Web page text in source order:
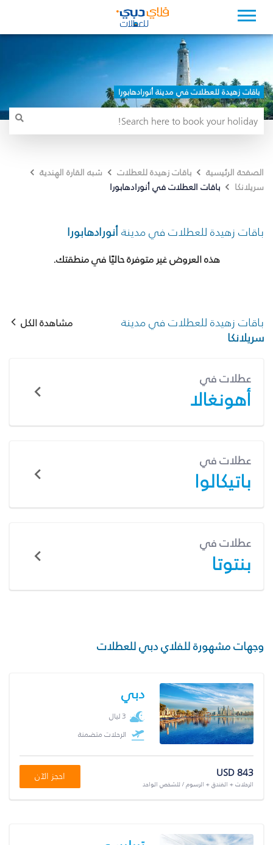
باقات زهيدة للعطلات في مدينة أنورادهابورا
الصفحة الرئيسية باقات زهيدة للعطلات
شبه القارة الهندية
سريلانكا
باقات العطلات في أنورادهابورا
باقات زهيدة للعطلات في مدينةأنورادهابورا
هذه العروض غير متوفرة حاليًا في منطقتك.
باقات زهيدة للعطلات في مدينة
سريلانكا
مشاهدة الكل
عطلات في
أهونغالا
عطلات في
باتيكالوا
عطلات في
بنتوتا
وجهات مشهورة للفلاي دبي للعطلات
دبي
3 ليال
الرحلات متضمنة
USD 843
الرحلات + الفندق + الرسوم / للشخص الواحد
احجز الآن